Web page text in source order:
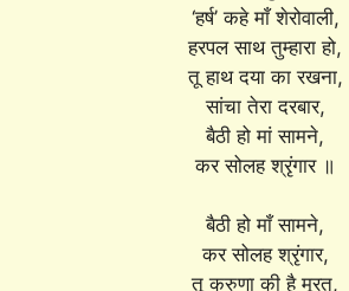
‘हर्ष’ कहे माँ शेरोवाली,
हरपल साथ तुम्हारा हो,
तू हाथ दया का रखना,
सांचा तेरा दरबार,
बैठी हो मां सामने,
कर सोलह श्रृंगार ॥
बैठी हो माँ सामने,
कर सोलह श्रृंगार,
तू करुणा की है मूरत,